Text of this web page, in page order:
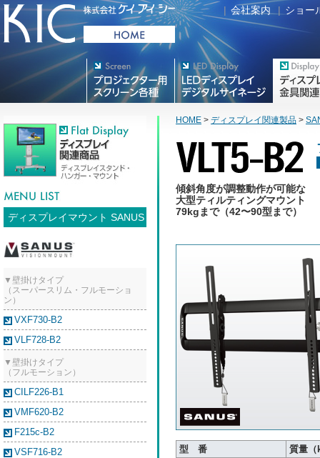
| 会社案内 | ショー
ディスプレイマウント SANUS
▼壁掛けタイプ
（スーパースリム・フルモーショ
ン）
VXF730-B2
VLF728-B2
▼壁掛けタイプ
（フルモーション）
CILF226-B1
VMF620-B2
F215c-B2
VSF716-B2
HOME > ディスプレイ関連製品 >
傾斜角度が調整動作が可能な
大型ティルティングマウント
79kgまで（42〜90型まで）
型 番
質量（